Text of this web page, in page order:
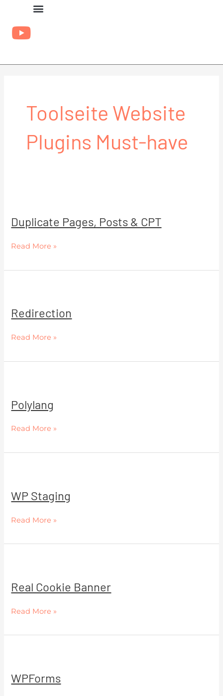
springen
Toolseite Website
Plugins Must-have
Duplicate Pages, Posts & CPT
Posts
CPT
Read More »
Redirection
Read More »
Polylang
Read More »
WP Staging
Read More »
Real Cookie Banner
Banner
Read More »
WPForms